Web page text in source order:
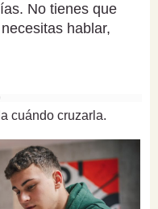
No tienes que
hablar,
cuándo cruzarla.